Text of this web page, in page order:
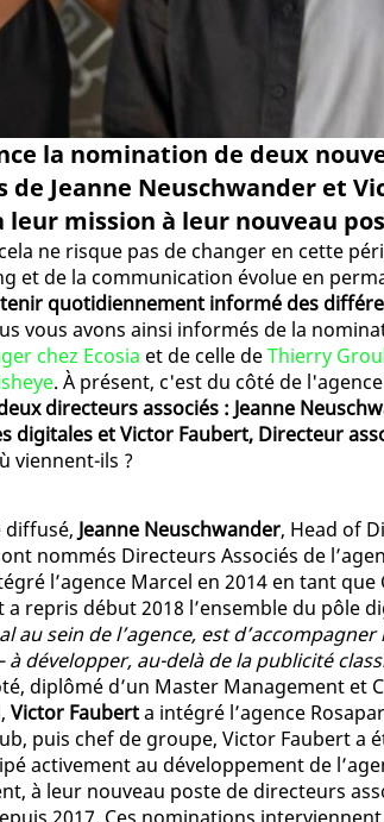
la nomination de deux
de Jeanne Neuschwander et
mission à leur nouveau
ne risque pas de changer en cette
et de la communication évolue en
quotidiennement informé des
vous avons ainsi informés de la
chez Ecosia et de celle deThierry
. À présent, c'est du côté de
directeurs associés : Jeanne
digitales et Victor Faubert, Directeur
viennent-ils ?
diffusé, Jeanne Neuschwander, Head of
nommés Directeurs Associés de
l’agence Marcel en 2014 en tant que
a repris début 2018 l’ensemble du pôle
au sein de l’agence, est d’accompagner
développer, au-delà de la publicité
diplômé d’un Master Management et
Victor Fauberta intégré l’agence
puis chef de groupe, Victor Faubert a
activement au développement de
à leur nouveau poste de directeurs